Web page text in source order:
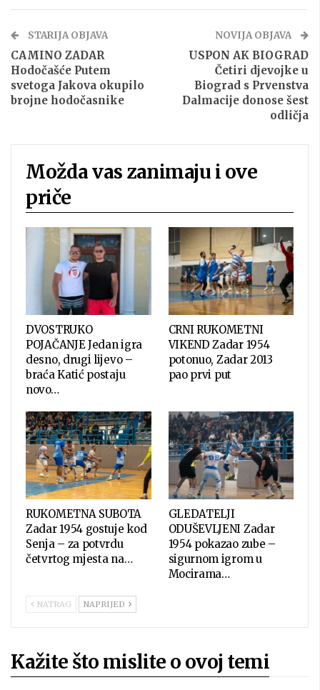
STARIJA OBJAVA
CAMINO ZADAR
Hodočašće Putem
svetoga Jakova okupilo
brojne hodočasnike
NOVIJA OBJAVA
USPON AK BIOGRAD
Četiri djevojke u
Biograd s Prvenstva
Dalmacije donose šest
odličja
Možda vas zanimaju i ove
priče
DVOSTRUKO
POJAČANJE Jedan igra
desno, drugi lijevo –
braća Katić postaju
novo…
CRNI RUKOMETNI
VIKEND Zadar 1954
potonuo, Zadar 2013
pao prvi put
RUKOMETNA SUBOTA
Zadar 1954 gostuje kod
Senja – za potvrdu
četvrtog mjesta na…
GLEDATELJI
ODUŠEVLJENI Zadar
1954 pokazao zube –
sigurnom igrom u
Mocirama…
NATRAG NAPRIJED
Kažite što mislite o ovoj temi